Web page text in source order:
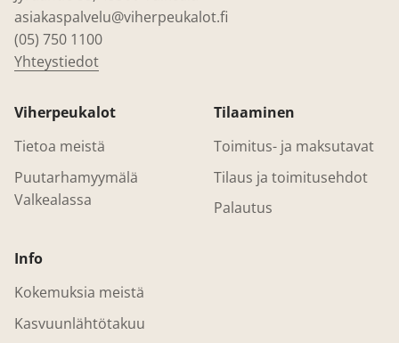
asiakaspalvelu@viherpeukalot.fi
(05) 750 1100
Yhteystiedot
Viherpeukalot
Tietoa meistä
Puutarhamyymälä
Valkealassa
Tilaaminen
Toimitus- ja maksutavat
Tilaus ja toimitusehdot
Palautus
Info
Kokemuksia meistä
Kasvuunlähtötakuu